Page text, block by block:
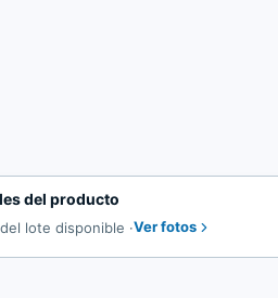
del producto
lote disponible ·Ver fotos